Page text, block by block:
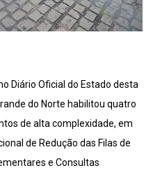
Diário Oficial do Estado desta
do Norte habilitou quatro
de alta complexidade, em
de Redução das Filas de
e Consultas